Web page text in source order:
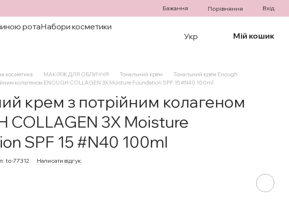
Бажання Порівняння Вхід
ротаНабори косметики
Укр Мій кошик
косметика МАКІЯЖ ДЛЯ ОБЛИЧЧЯ Тональний крем
Тональний крем Enough
колагеном ENOUGH COLLAGEN 3X Moisture Foundation SPF 15 #N40 100ml
крем з потрійним колагеном
COLLAGEN 3X Moisture
SPF 15 #N40 100ml
to-77312 Написати відгук